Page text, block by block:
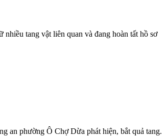
tang vật liên quan và đang hoàn tất hồ sơ
an phường Ô Chợ Dừa phát hiện, bắt quả tang.